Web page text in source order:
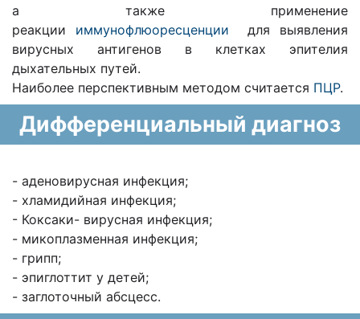
а также применение
реакции иммунофлюоресценции для выявления
вирусных антигенов в клетках эпителия
дыхательных путей.
Наиболее перспективным методом считается ПЦР.
Дифференциальный диагноз
- аденовирусная инфекция;
- хламидийная инфекция;
- Коксаки- вирусная инфекция;
- микоплазменная инфекция;
- грипп;
- эпиглоттит у детей;
- заглоточный абсцесс.